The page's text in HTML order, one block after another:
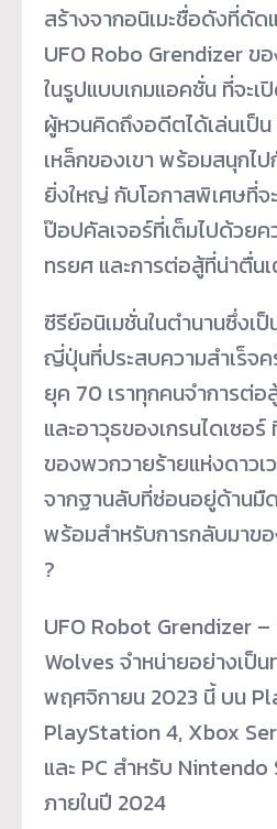
สร้างจากอนิเมะชื่อดังที่ดัด
UFO Robo Grendizer ข
ในรูปแบบเกมแอคชั่น ที่จะเ
ผู้หวนคิดถึงอดีตได้เล่นเป็
เหล็กของเขา พร้อมสนุก
ยิ่งใหญ่ กับโอกาสพิเศษที่จ
ป๊อปคัลเจอร์ที่เต็มไปด้วยค
ทรยศ และการต่อสู้ที่น่าตื่น
ซีรีย์อนิเมชั่นในตำนานซึ่งเป็
ญี่ปุ่นที่ประสบความสำเร็จ
ยุค 70 เราทุกคนจำการต่อ
และอาวุธของเกรนไดเซอร์
ของพวกวายร้ายแห่งดาวเ
จากฐานลับที่ซ่อนอยู่ด้านมื
พร้อมสำหรับการกลับมาข
?
UFO Robot Grendizer
Wolves จำหน่ายอย่างเป็น
พฤศจิกายน 2023 นี้ บน
PlayStation 4, Xbox
และ PC สำหรับ
ภายในปี 2024